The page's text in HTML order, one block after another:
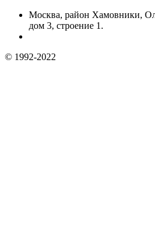
Москва, район Хамовники,
дом 3, строение 1.
© 1992-2022